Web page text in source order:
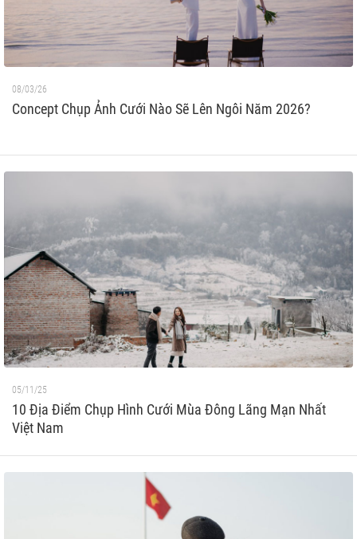
08/03/26
Concept Chụp Ảnh Cưới Nào Sẽ Lên Ngôi Năm 2026?
05/11/25
10 Địa Điểm Chụp Hình Cưới Mùa Đông Lãng Mạn Nhất
Việt Nam